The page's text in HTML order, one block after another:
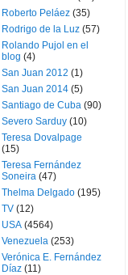
Roberto Peláez (35)
Rodrigo de la Luz (57)
Rolando Pujol en el
blog (4)
San Juan 2012 (1)
San Juan 2014 (5)
Santiago de Cuba (90)
Severo Sarduy (10)
Teresa Dovalpage
(15)
Teresa Fernández
Soneira (47)
Thelma Delgado (195)
TV (12)
USA (4564)
Venezuela (253)
Verónica E. Fernández
Díaz (11)